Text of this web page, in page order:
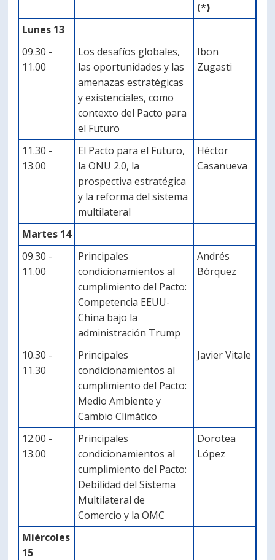
(*)
Lunes 13
09.30 -
11.00
Los desafíos globales,
las oportunidades y las
amenazas estratégicas
y existenciales, como
contexto del Pacto para
el Futuro
Ibon
Zugasti
11.30 -
13.00
El Pacto para el Futuro,
la ONU 2.0, la
prospectiva estratégica
y la reforma del sistema
multilateral
Héctor
Casanueva
Martes 14
09.30 -
11.00
Principales
condicionamientos al
cumplimiento del Pacto:
Competencia EEUU-
China bajo la
administración Trump
Andrés
Bórquez
10.30 -
11.30
Principales
condicionamientos al
cumplimiento del Pacto:
Medio Ambiente y
Cambio Climático
Javier Vitale
12.00 -
13.00
Principales
condicionamientos al
cumplimiento del Pacto:
Debilidad del Sistema
Multilateral de
Comercio y la OMC
Dorotea
López
Miércoles
15